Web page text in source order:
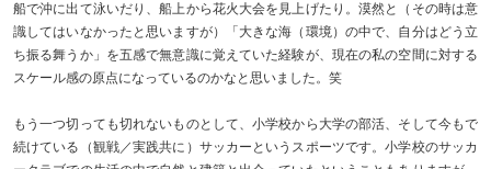
船で沖に出て泳いだり、船上から花火大会を見上げたり。漠然と（その時は意
識してはいなかったと思いますが）「大きな海（環境）の中で、自分はどう立
ち振る舞うか」を五感で無意識に覚えていた経験が、現在の私の空間に対する
スケール感の原点になっているのかなと思いました。笑
もう一つ切っても切れないものとして、小学校から大学の部活、そして今もで
続けている（観戦／実践共に）サッカーというスポーツです。小学校のサッカ